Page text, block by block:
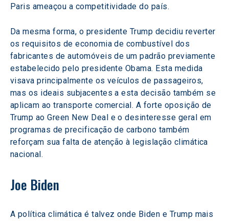
Paris ameaçou a competitividade do país.
Da mesma forma, o presidente Trump decidiu reverter
os requisitos de economia de combustível dos
fabricantes de automóveis de um padrão previamente
estabelecido pelo presidente Obama. Esta medida
visava principalmente os veículos de passageiros,
mas os ideais subjacentes a esta decisão também se
aplicam ao transporte comercial. A forte oposição de
Trump ao Green New Deal e o desinteresse geral em
programas de precificação de carbono também
reforçam sua falta de atenção à legislação climática
nacional.
Joe Biden
A política climática é talvez onde Biden e Trump mais